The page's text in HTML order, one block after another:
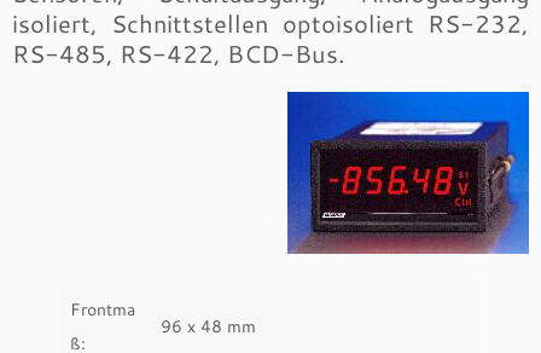
isoliert, Schnittstellen optoisoliert RS-232,
RS-485, RS-422, BCD-Bus.
Frontma
ß:
96 x 48 mm